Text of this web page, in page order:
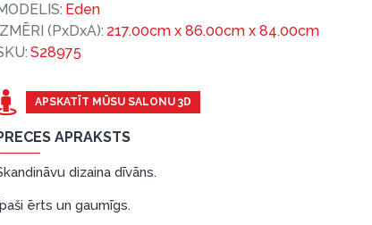
APSKATĪT MŪSU SALONU 3D
APRAKSTS
dizaina dīvāns.
ērts un gaumīgs.
Eden
(PxDxA): 217.00cm x 86.00cm x 84.00cm
S28975